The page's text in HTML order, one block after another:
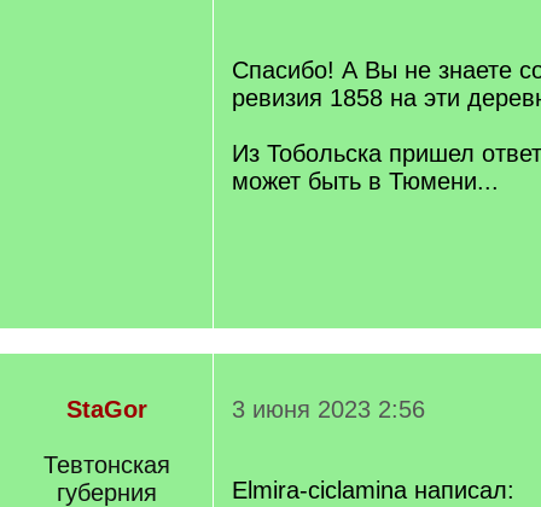
Спасибо! А Вы не знаете
ревизия 1858 на эти
Из Тобольска пришел
может быть в Тюмени...
StaGor
Тевтонская
губерния
3 июня 2023 2:56
Elmira-ciclamina написал: